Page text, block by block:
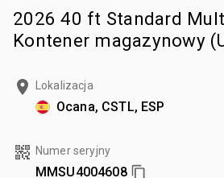
2026 40 ft Standard
Kontener magazynowy
Lokalizacja
Ocana, CSTL, ESP
Numer seryjny
MMSU4004608